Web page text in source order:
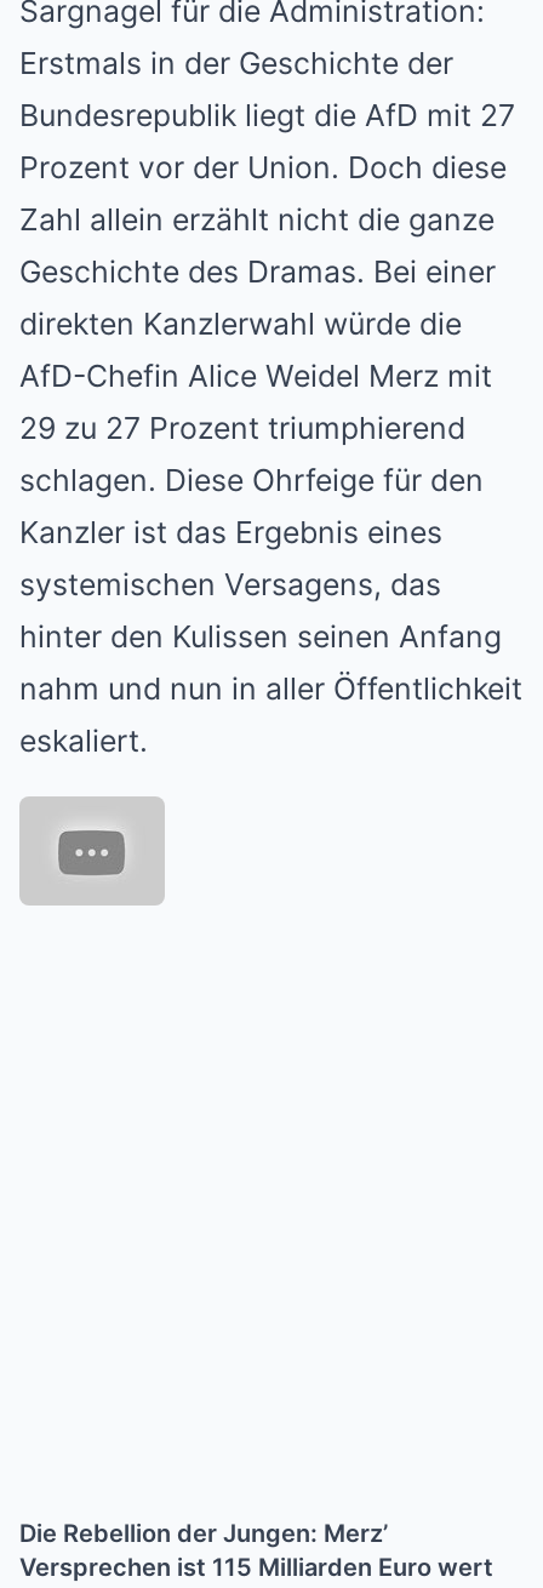
Sargnagel für die Administration:
Erstmals in der Geschichte der
Bundesrepublik liegt die AfD mit 27
Prozent vor der Union. Doch diese
Zahl allein erzählt nicht die ganze
Geschichte des Dramas. Bei einer
direkten Kanzlerwahl würde die
AfD-Chefin Alice Weidel Merz mit
29 zu 27 Prozent triumphierend
schlagen. Diese Ohrfeige für den
Kanzler ist das Ergebnis eines
systemischen Versagens, das
hinter den Kulissen seinen Anfang
nahm und nun in aller Öffentlichkeit
eskaliert.
Die Rebellion der Jungen: Merz’
Versprechen ist 115 Milliarden Euro wert